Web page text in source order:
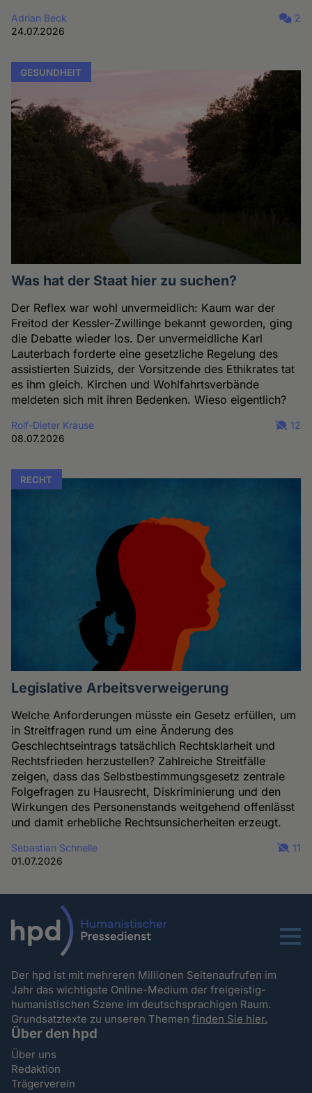
Adrian Beck
24.07.2026
2
GESUNDHEIT
Was hat der Staat hier zu suchen?
Der Reflex war wohl unvermeidlich: Kaum war der
Freitod der Kessler-Zwillinge bekannt geworden, ging
die Debatte wieder los. Der unvermeidliche Karl
Lauterbach forderte eine gesetzliche Regelung des
assistierten Suizids, der Vorsitzende des Ethikrates tat
es ihm gleich. Kirchen und Wohlfahrtsverbände
meldeten sich mit ihren Bedenken. Wieso eigentlich?
Rolf-Dieter Krause
08.07.2026
12
RECHT
Legislative Arbeitsverweigerung
Welche Anforderungen müsste ein Gesetz erfüllen, um
in Streitfragen rund um eine Änderung des
Geschlechtseintrags tatsächlich Rechtsklarheit und
Rechtsfrieden herzustellen? Zahlreiche Streitfälle
zeigen, dass das Selbstbestimmungsgesetz zentrale
Folgefragen zu Hausrecht, Diskriminierung und den
Wirkungen des Personenstands weitgehend offenlässt
und damit erhebliche Rechtsunsicherheiten erzeugt.
Sebastian Schnelle
01.07.2026
11
Menu
Der hpd ist mit mehreren Millionen Seitenaufrufen im
Jahr das wichtigste Online-Medium der freigeistig-
humanistischen Szene im deutschsprachigen Raum.
Grundsatztexte zu unseren Themenfinden Sie hier.
Über den hpd
Über uns
Redaktion
Trägerverein